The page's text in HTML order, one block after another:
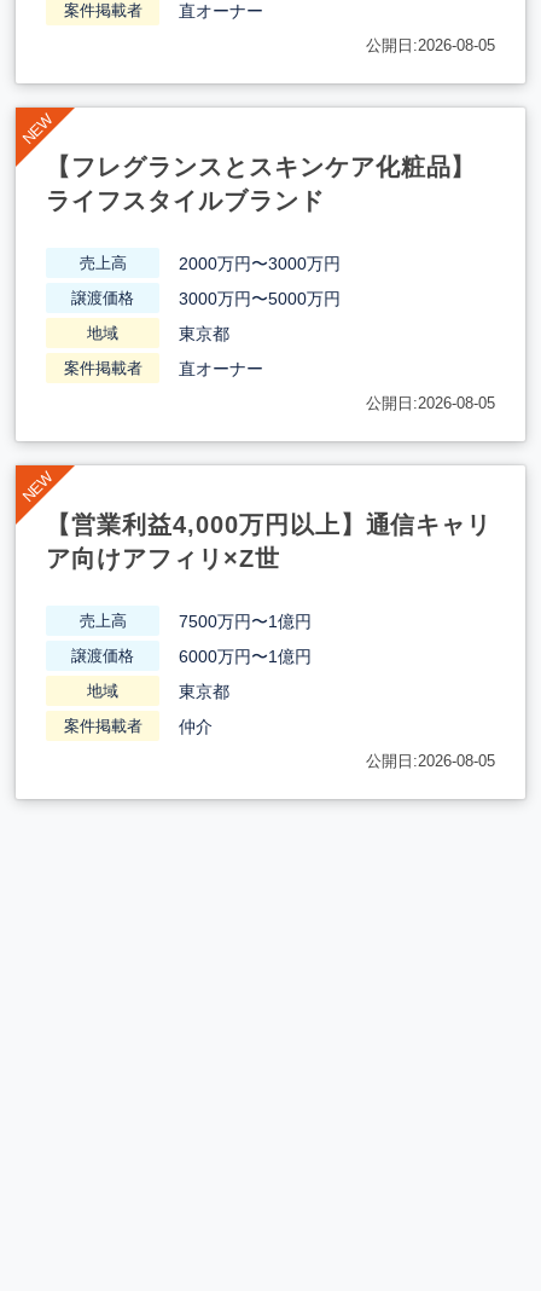
案件掲載者 直オーナー
公開日:2026-08-05
【フレグランスとスキンケア化粧品】
ライフスタイルブランド
売上高 2000万円〜3000万円
譲渡価格 3000万円〜5000万円
地域 東京都
案件掲載者 直オーナー
公開日:2026-08-05
【営業利益4,000万円以上】通信キャリ
ア向けアフィリ×Z世
売上高 7500万円〜1億円
譲渡価格 6000万円〜1億円
地域 東京都
案件掲載者 仲介
公開日:2026-08-05